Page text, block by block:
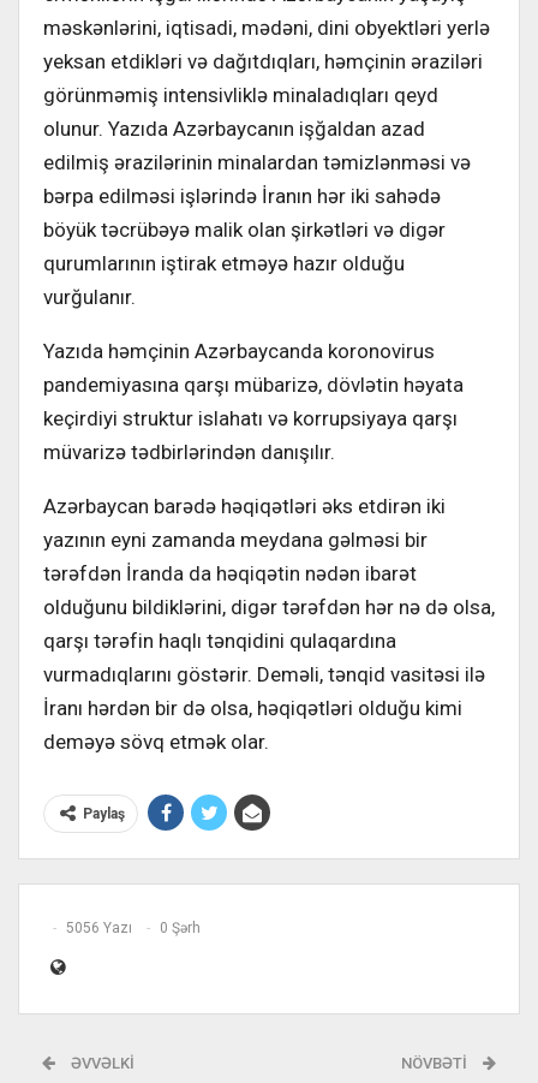
məskənlərini, iqtisadi, mədəni, dini obyektləri yerlə
yeksan etdikləri və dağıtdıqları, həmçinin əraziləri
görünməmiş intensivliklə minaladıqları qeyd
olunur. Yazıda Azərbaycanın işğaldan azad
edilmiş ərazilərinin minalardan təmizlənməsi və
bərpa edilməsi işlərində İranın hər iki sahədə
böyük təcrübəyə malik olan şirkətləri və digər
qurumlarının iştirak etməyə hazır olduğu
vurğulanır.
Yazıda həmçinin Azərbaycanda koronovirus
pandemiyasına qarşı mübarizə, dövlətin həyata
keçirdiyi struktur islahatı və korrupsiyaya qarşı
müvarizə tədbirlərindən danışılır.
Azərbaycan barədə həqiqətləri əks etdirən iki
yazının eyni zamanda meydana gəlməsi bir
tərəfdən İranda da həqiqətin nədən ibarət
olduğunu bildiklərini, digər tərəfdən hər nə də olsa,
qarşı tərəfin haqlı tənqidini qulaqardına
vurmadıqlarını göstərir. Deməli, tənqid vasitəsi ilə
İranı hərdən bir də olsa, həqiqətləri olduğu kimi
deməyə sövq etmək olar.
Paylaş
5056 Yazı 0 Şərh
ƏVVƏLKI NÖVBƏTI